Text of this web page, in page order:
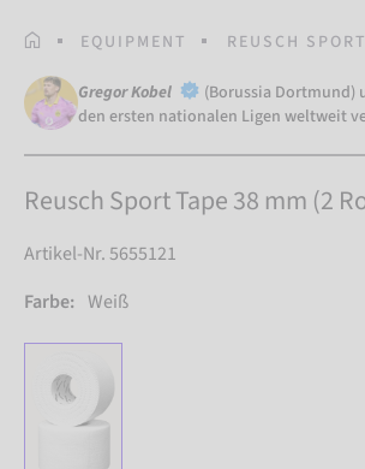
STARTSEITEEQUIPMENT REUSCH
Gregor Kobel (Borussia Dortmund)
den ersten nationalen Ligen weltweit
Reusch Sport Tape 38 mm (2
Artikel-Nr. 5655121
Farbe: Weiß